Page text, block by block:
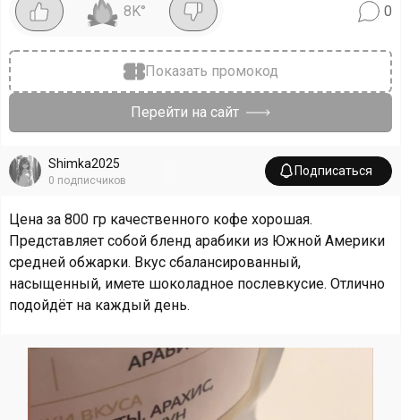
8K° 0
Показать промокод
Перейти на сайт
Shimka2025
0 подписчиков
Подписаться
Цена за 800 гр качественного кофе хорошая.
Представляет собой бленд арабики из Южной Америки
средней обжарки. Вкус сбалансированный,
насыщенный, имете шоколадное послевкусие. Отлично
подойдёт на каждый день.